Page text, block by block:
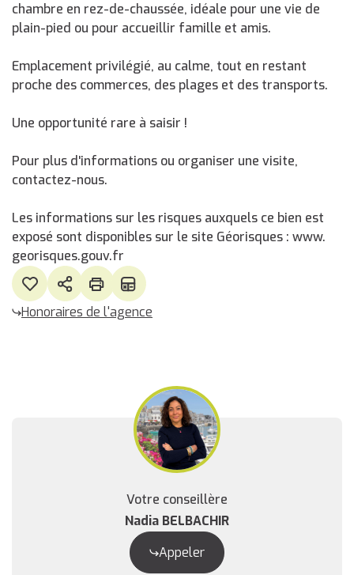
chambre en rez-de-chaussée, idéale pour une vie de
plain-pied ou pour accueillir famille et amis.
Emplacement privilégié, au calme, tout en restant
proche des commerces, des plages et des transports.
Une opportunité rare à saisir !
Pour plus d'informations ou organiser une visite,
contactez-nous.
Les informations sur les risques auxquels ce bien est
exposé sont disponibles sur le site Géorisques : www.
georisques.gouv.fr
Honoraires de l'agence
Votre conseillère
Nadia BELBACHIR
Appeler